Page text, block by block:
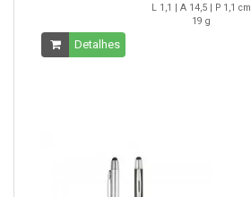
L 1,1 | A 14,5 | P 1,1 cm
19 g
Detalhes